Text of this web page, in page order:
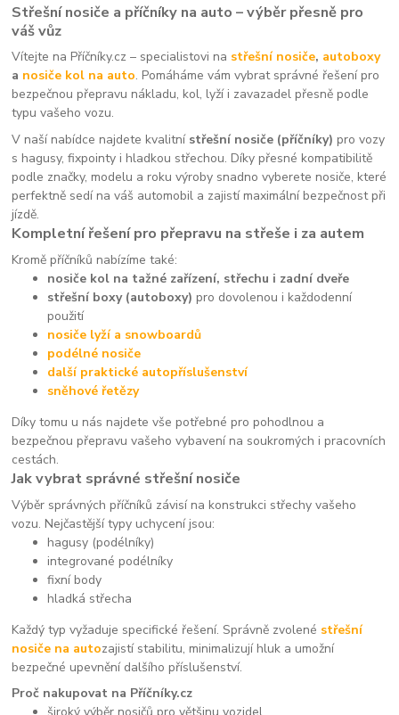
Střešní nosiče a příčníky na auto – výběr přesně pro
váš vůz
Vítejte na Příčníky.cz – specialistovi na střešní nosiče, autoboxy
a nosiče kol na auto. Pomáháme vám vybrat správné řešení pro
bezpečnou přepravu nákladu, kol, lyží i zavazadel přesně podle
typu vašeho vozu.
V naší nabídce najdete kvalitní střešní nosiče (příčníky) pro vozy
s hagusy, fixpointy i hladkou střechou. Díky přesné kompatibilitě
podle značky, modelu a roku výroby snadno vyberete nosiče, které
perfektně sedí na váš automobil a zajistí maximální bezpečnost při
jízdě.
Kompletní řešení pro přepravu na střeše i za autem
Kromě příčníků nabízíme také:
nosiče kol na tažné zařízení, střechu i zadní dveře
střešní boxy (autoboxy) pro dovolenou i každodenní
použití
nosiče lyží a snowboardů
podélné nosiče
další praktické autopříslušenství
sněhové řetězy
Díky tomu u nás najdete vše potřebné pro pohodlnou a
bezpečnou přepravu vašeho vybavení na soukromých i pracovních
cestách.
Jak vybrat správné střešní nosiče
Výběr správných příčníků závisí na konstrukci střechy vašeho
vozu. Nejčastější typy uchycení jsou:
hagusy (podélníky)
integrované podélníky
fixní body
hladká střecha
Každý typ vyžaduje specifické řešení. Správně zvolené střešní
nosiče na autozajistí stabilitu, minimalizují hluk a umožní
bezpečné upevnění dalšího příslušenství.
Proč nakupovat na Příčníky.cz